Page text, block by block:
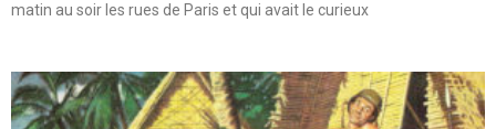
matin au soir les rues de Paris et qui avait le curieux